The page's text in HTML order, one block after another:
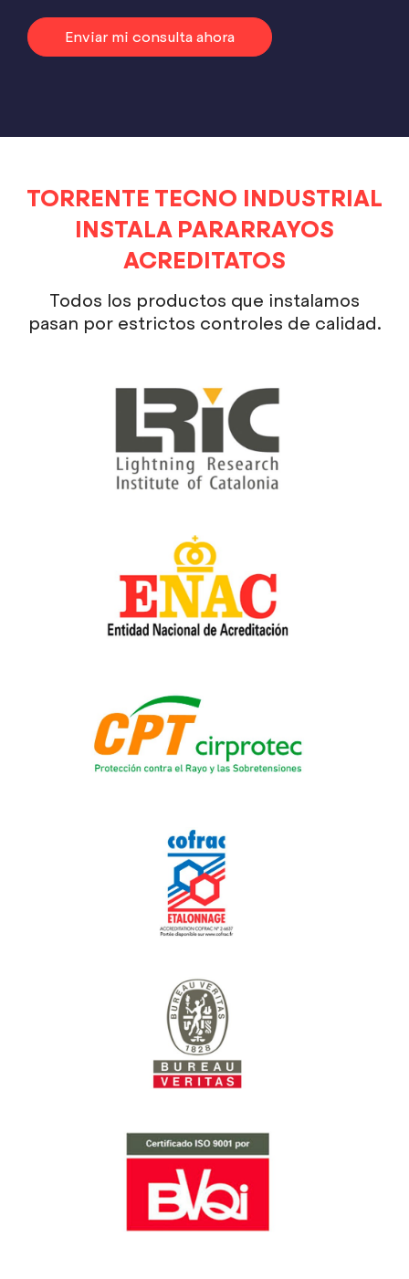
Enviar mi consulta ahora
TORRENTE TECNO INDUSTRIAL
INSTALA PARARRAYOS
ACREDITATOS
Todos los productos que instalamos
pasan por estrictos controles de calidad.